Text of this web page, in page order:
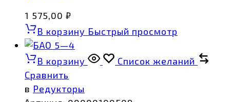
1 575,00 ₽
В корзину Быстрый просмотр
В корзину
Список желаний
Сравнить
в Редукторы